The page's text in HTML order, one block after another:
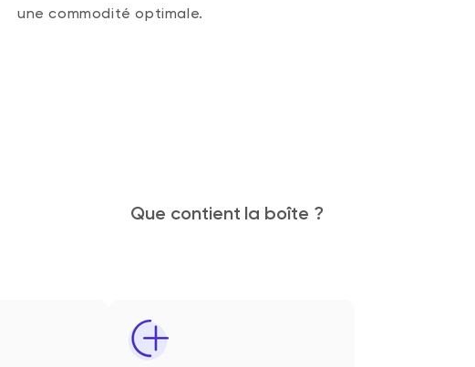
une commodité optimale.
Que contient la boîte ?